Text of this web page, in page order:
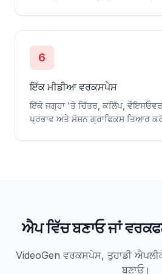
6
ਇੱਕ ਮੀਡੀਆ ਵਰਕਸਪੇਸ
ਇੱਕੋ ਜਗ੍ਹਾ 'ਤੇ ਚਿੱਤਰ, ਕਲਿੱਪ,
ਪ੍ਰਭਾਵ ਅਤੇ ਮੋਸ਼ਨ ਗ੍ਰਾਫਿਕਸ ਤਿਆਰ
ਐਪ ਵਿੱਚ ਬਣਾਓ ਜਾਂ
VideoGen ਵਰਕਸਪੇਸ, ਤੁਹਾਡੀ
ਬਣਾਓ।